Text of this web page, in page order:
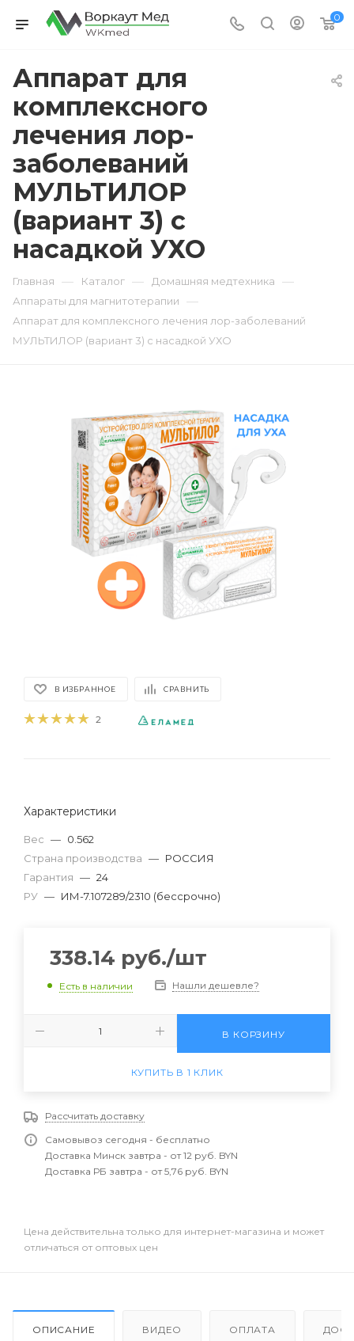
0
Аппарат для
комплексного
лечения лор-
заболеваний
МУЛЬТИЛОР
(вариант 3) с
насадкой УХО
Главная — Каталог — Домашняя медтехника —
Аппараты для магнитотерапии —
Аппарат для комплексного лечения лор-заболеваний
МУЛЬТИЛОР (вариант 3) с насадкой УХО
В ИЗБРАННОЕ СРАВНИТЬ
2
Характеристики
Вес — 0.562
Страна производства — РОССИЯ
Гарантия — 24
РУ — ИМ-7.107289/2310 (бессрочно)
338.14 руб./шт
Есть в наличии Нашли дешевле?
В КОРЗИНУ
КУПИТЬ В 1 КЛИК
Рассчитать доставку
Самовывоз сегодня - бесплатно
Доставка Минск завтра - от 12 руб. BYN
Доставка РБ завтра - от 5,76 руб. BYN
Цена действительна только для интернет-магазина и может
отличаться от оптовых цен
ОПИСАНИЕ ВИДЕО ОПЛАТА